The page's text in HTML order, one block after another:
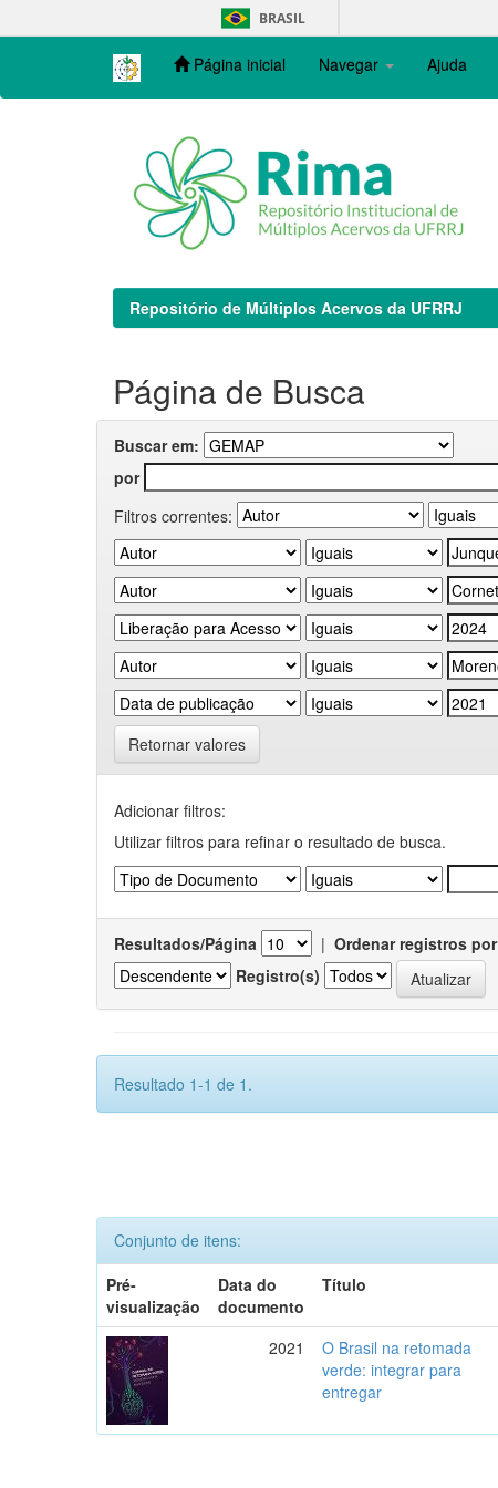
navigation
BRASIL
Página inicial Navegar Ajuda
Repositório de Múltiplos Acervos da UFRRJ
Página de Busca
Buscar em:
por
Filtros correntes:
Retornar valores
Adicionar filtros:
Utilizar filtros para refinar o resultado de busca.
Resultados/Página | Ordenar registros por
Registro(s)
Resultado 1-1 de 1.
Conjunto de itens:
Pré-
visualização
Data do
documento
Título
2021
O Brasil na retomada
verde: integrar para
entregar